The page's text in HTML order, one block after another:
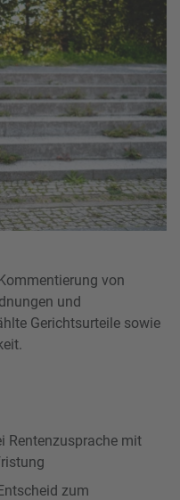
von
und
Gerichtsurteile sowie
Rentenzusprache mit
zum